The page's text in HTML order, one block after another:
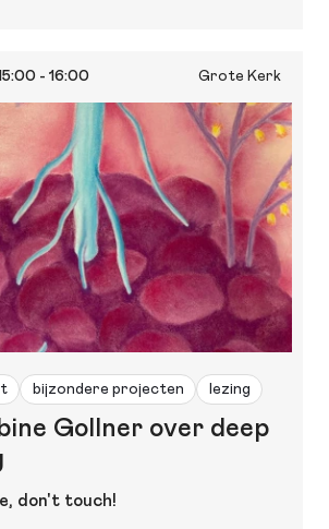
- 16:00 Grote Kerk
bijzondere projecten lezing
Gollner over deep
don't touch!